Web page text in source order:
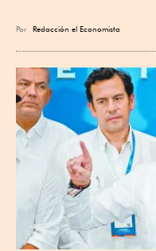
Por Redacción el Economista